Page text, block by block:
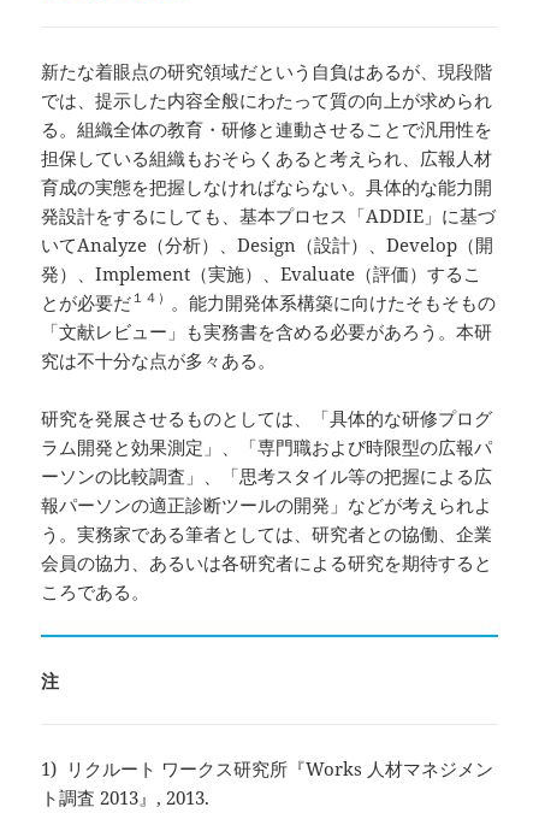
新たな着眼点の研究領域だという自負はあるが、現段階
では、提示した内容全般にわたって質の向上が求められ
る。組織全体の教育・研修と連動させることで汎用性を
担保している組織もおそらくあると考えられ、広報人材
育成の実態を把握しなければならない。具体的な能力開
発設計をするにしても、基本プロセス「ADDIE」に基づ
いてAnalyze（分析）、Design（設計）、Develop（開
発）、Implement（実施）、Evaluate（評価）するこ
とが必要だ １４） 。能力開発体系構築に向けたそもそもの
「文献レビュー」も実務書を含める必要があろう。本研
究は不十分な点が多々ある。
研究を発展させるものとしては、「具体的な研修プログ
ラム開発と効果測定」、「専門職および時限型の広報パ
ーソンの比較調査」、「思考スタイル等の把握による広
報パーソンの適正診断ツールの開発」などが考えられよ
う。実務家である筆者としては、研究者との協働、企業
会員の協力、あるいは各研究者による研究を期待すると
ころである。
注
1) リクルート ワークス研究所『Works 人材マネジメン
ト調査 2013』, 2013.